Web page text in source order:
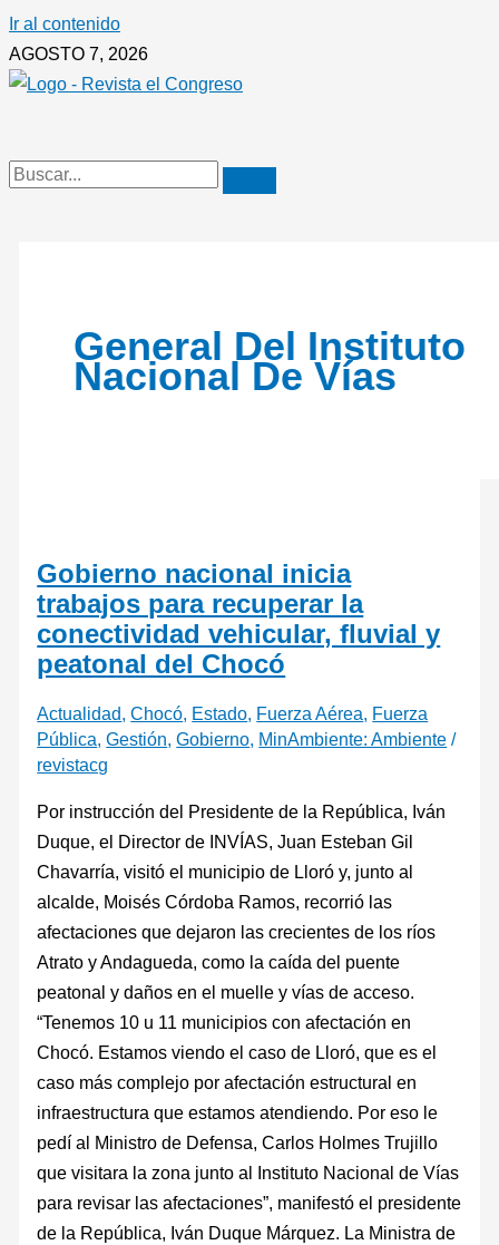
Ir al contenido
AGOSTO 7, 2026
General Del Instituto
Nacional De Vías
Gobierno nacional inicia
trabajos para recuperar la
conectividad vehicular, fluvial y
peatonal del Chocó
Actualidad,Chocó, Estado, Fuerza Aérea, Fuerza
Pública,Gestión,Gobierno, MinAmbiente: Ambiente /
revistacg
Por instrucción del Presidente de la República, Iván
Duque, el Director de INVÍAS, Juan Esteban Gil
Chavarría, visitó el municipio de Lloró y, junto al
alcalde, Moisés Córdoba Ramos, recorrió las
afectaciones que dejaron las crecientes de los ríos
Atrato y Andagueda, como la caída del puente
peatonal y daños en el muelle y vías de acceso.
“Tenemos 10 u 11 municipios con afectación en
Chocó. Estamos viendo el caso de Lloró, que es el
caso más complejo por afectación estructural en
infraestructura que estamos atendiendo. Por eso le
pedí al Ministro de Defensa, Carlos Holmes Trujillo
que visitara la zona junto al Instituto Nacional de Vías
para revisar las afectaciones”, manifestó el presidente
de la República, Iván Duque Márquez. La Ministra de